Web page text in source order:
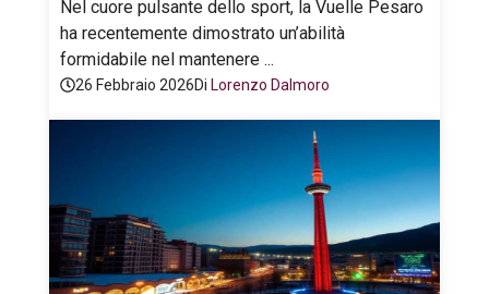
Nel cuore pulsante dello sport, la Vuelle Pesaro
ha recentemente dimostrato un’abilità
formidabile nel mantenere ...
26 Febbraio 2026Di Lorenzo Dalmoro